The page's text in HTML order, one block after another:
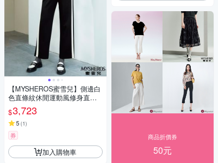
【MYSHEROS蜜雪兒】側邊白
色直條紋休閒運動風修身直筒
長褲-黑
$3,723
5 (1)
券
加入購物車
商品折價券
50元